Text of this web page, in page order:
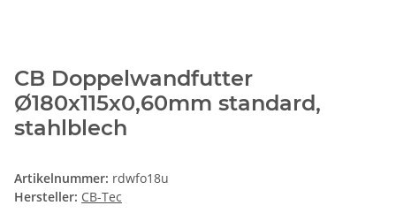
CB Doppelwandfutter
Ø180x115x0,60mm standard,
stahlblech
Artikelnummer: rdwfo18u
Hersteller: CB-Tec